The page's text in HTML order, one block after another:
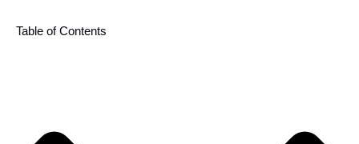
Table of Contents